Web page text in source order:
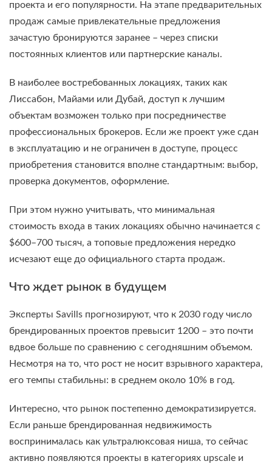
проекта и его популярности. На этапе предварительных
продаж самые привлекательные предложения
зачастую бронируются заранее – через списки
постоянных клиентов или партнерские каналы.
В наиболее востребованных локациях, таких как
Лиссабон, Майами или Дубай, доступ к лучшим
объектам возможен только при посредничестве
профессиональных брокеров. Если же проект уже сдан
в эксплуатацию и не ограничен в доступе, процесс
приобретения становится вполне стандартным: выбор,
проверка документов, оформление.
При этом нужно учитывать, что минимальная
стоимость входа в таких локациях обычно начинается с
$600–700 тысяч, а топовые предложения нередко
исчезают еще до официального старта продаж.
Что ждет рынок в будущем
Эксперты Savills прогнозируют, что к 2030 году число
брендированных проектов превысит 1200 – это почти
вдвое больше по сравнению с сегодняшним объемом.
Несмотря на то, что рост не носит взрывного характера,
его темпы стабильны: в среднем около 10% в год.
Интересно, что рынок постепенно демократизируется.
Если раньше брендированная недвижимость
воспринималась как ультралюксовая ниша, то сейчас
активно появляются проекты в категориях upscale и